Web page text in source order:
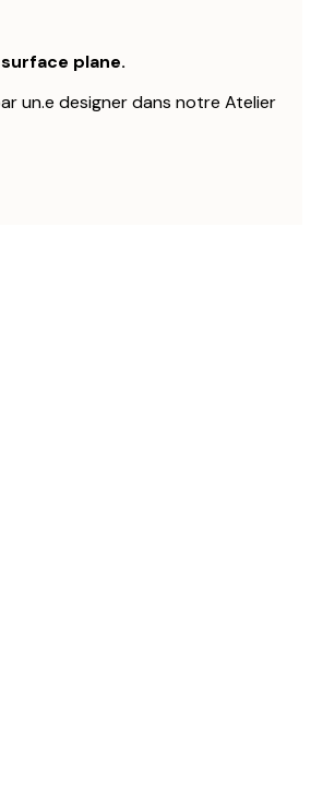
plane.
un.e designer dans notre Atelier